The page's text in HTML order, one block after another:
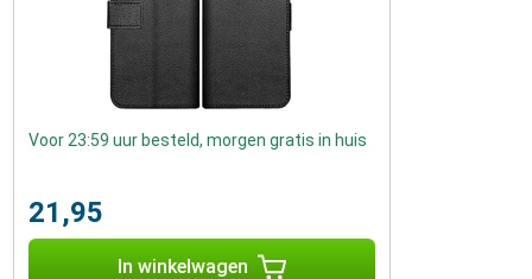
Voor 23:59 uur besteld, morgen gratis in huis
21,95
In winkelwagen